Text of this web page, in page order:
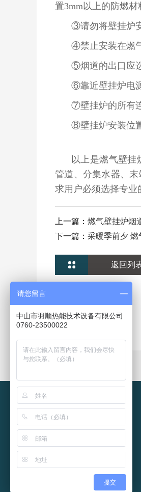
置3mm以上的防燃材
③请勿将壁挂炉
④禁止安装在燃
⑤烟道的出口应
⑥靠近壁挂炉电
⑦壁挂炉的所有
⑧壁挂炉安装位
以上是燃气壁
管道、分集水器、
求用户必须选择专业
上一篇： 燃气壁挂炉烟
下一篇： 采暖季前夕
返回列
请您留言
中山市羽顺热能技术设备有限公司
0760-23500022
提交